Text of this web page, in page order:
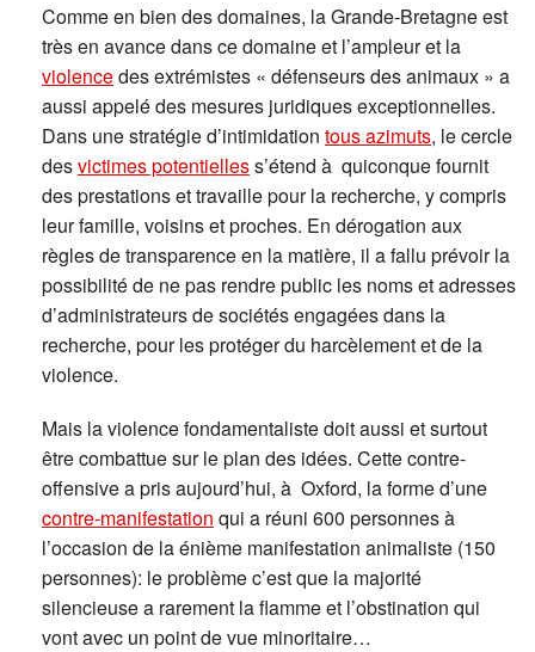
Comme en bien des domaines, la Grande-Bretagne est
très en avance dans ce domaine et l’ampleur et la
violencedes extrémistes « défenseurs des animaux » a
aussi appelé des mesures juridiques exceptionnelles.
Dans une stratégie d’intimidation tous azimuts, le cercle
desvictimes potentielless’étend à quiconque fournit
des prestations et travaille pour la recherche, y compris
leur famille, voisins et proches. En dérogation aux
règles de transparence en la matière, il a fallu prévoir la
possibilité de ne pas rendre public les noms et adresses
d’administrateurs de sociétés engagées dans la
recherche, pour les protéger du harcèlement et de la
violence.
Mais la violence fondamentaliste doit aussi et surtout
être combattue sur le plan des idées. Cette contre-
offensive a pris aujourd’hui, à Oxford, la forme d’une
contre-manifestation qui a réuni 600 personnes à
l’occasion de la énième manifestation animaliste (150
personnes): le problème c’est que la majorité
silencieuse a rarement la flamme et l’obstination qui
vont avec un point de vue minoritaire…